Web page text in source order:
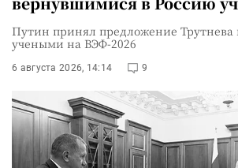
Путин принял предложение Трутнева
учеными на ВЭФ-2026
6 августа 2026, 14:14 9